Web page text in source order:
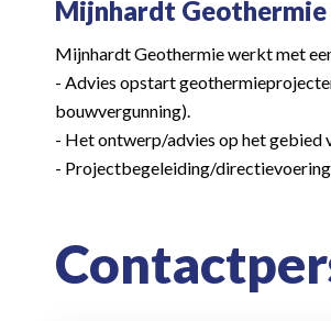
Mijnhardt
Mijnhardt Geothermie werkt met
- Advies opstart
bouwvergunning).
- Het ontwerp/advies op het gebied
- Projectbegeleiding/